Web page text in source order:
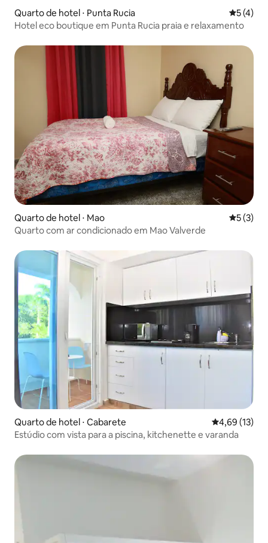
Quarto de hotel ⋅ Punta Rucia 5 de
5 (4)
Hotel eco boutique em Punta Rucia praia e relaxamento
Quarto de hotel ⋅ Mao 5 de
5 (3)
Quarto com ar condicionado em Mao Valverde
Quarto de hotel ⋅ Cabarete 4,69 de uma
4,69 (13)
Estúdio com vista para a piscina, kitchenette e varanda